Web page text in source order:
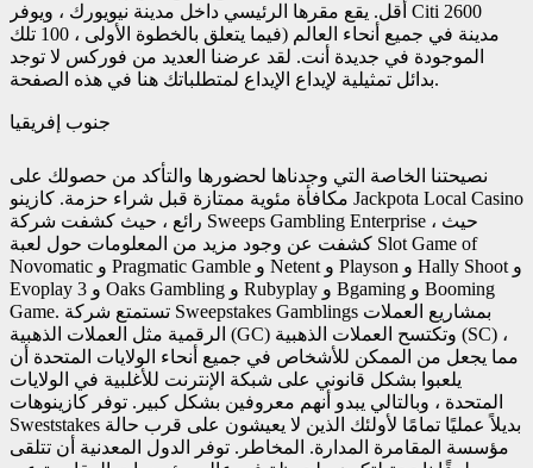
أقل. يقع مقرها الرئيسي داخل مدينة نيويورك ، ويوفر Citi 2600
مدينة في جميع أنحاء العالم (فيما يتعلق بالخطوة الأولى ، 100 تلك
الموجودة في جديدة أنت. لقد عرضنا العديد من فوركس لا توجد
بدائل تمثيلية لإيداع الإيداع لمتطلباتك هنا في هذه الصفحة.
جنوب إفريقيا
نصيحتنا الخاصة التي وجدناها لحضورها والتأكد من حصولك على
مكافأة مئوية ممتازة قبل شراء حزمة. كازينو Jackpota Local Casino
رائع ، حيث كشفت شركة Sweeps Gambling Enterprise ، حيث
كشفت عن وجود مزيد من المعلومات حول لعبة Slot Game of
Novomatic و Pragmatic Gamble و Netent و Playson و Hally Shoot و
Evoplay و 3 Oaks Gambling و Rubyplay و Bgaming و Booming
Game. تستمتع شركة Sweepstakes Gamblings بمشاريع العملات
الرقمية مثل العملات الذهبية (GC) وتكتسح العملات الذهبية (SC) ،
مما يجعل من الممكن للأشخاص في جميع أنحاء الولايات المتحدة أن
يلعبوا بشكل قانوني على شبكة الإنترنت للأغلبية في الولايات
المتحدة ، وبالتالي يبدو أنهم معروفين بشكل كبير. توفر كازينوهات
Sweststakes بديلاً عمليًا تمامًا لأولئك الذين لا يعيشون على قرب حالة
مؤسسة المقامرة المدارة. المخاطر. توفر الدول المعدنية أن تتلقى